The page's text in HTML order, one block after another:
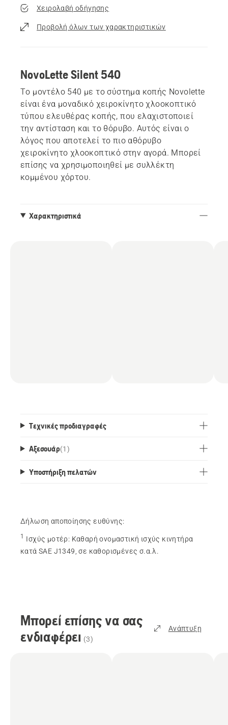
Χειρολαβή οδήγησης
Προβολή όλων των χαρακτηριστικών
NovoLette Silent 540
Το μοντέλο 540 με το σύστημα κοπής Novolette
είναι ένα μοναδικό χειροκίνητο χλοοκοπτικό
τύπου ελευθέρας κοπής, που ελαχιστοποιεί
την αντίσταση και το θόρυβο. Αυτός είναι ο
λόγος που αποτελεί το πιο αθόρυβο
χειροκίνητο χλοοκοπτικό στην αγορά. Μπορεί
επίσης να χρησιμοποιηθεί με συλλέκτη
κομμένου χόρτου.
Χαρακτηριστικά
Τεχνικές προδιαγραφές
Αξεσουάρ(1 )
Υποστήριξη πελατών
Δήλωση αποποίησης ευθύνης:
1 Ισχύς μοτέρ: Καθαρή ονομαστική ισχύς κινητήρα
κατά SAE J1349, σε καθορισμένες σ.α.λ.
Μπορεί επίσης να σας
ενδιαφέρει (3)
Ανάπτυξη